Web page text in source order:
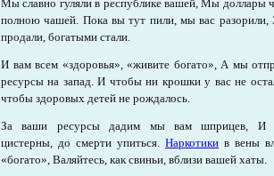
Мы славно гуляли в республике вашей, Мы доллары
полною чашей. Пока вы тут пили, мы вас разорили,
продали, богатыми стали.
И вам всем «здоровья», «живите богато», А мы
ресурсы на запад. И чтобы ни крошки у вас не
чтобы здоровых детей не рождалось.
За ваши ресурсы дадим мы вам шприцев, И
цистерны, до смерти упиться. Наркотики в вены
«богато», Валяйтесь, как свиньи, вблизи вашей хаты.